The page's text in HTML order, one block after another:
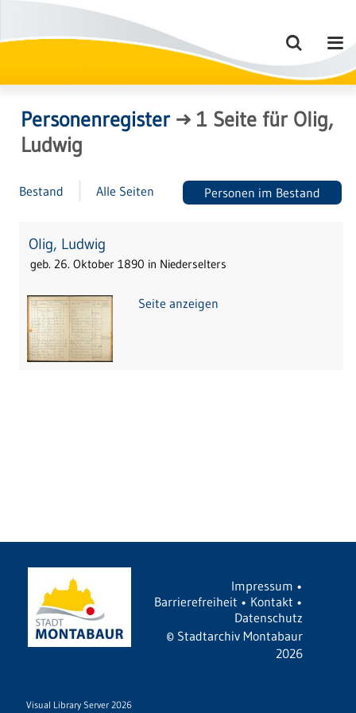
Personenregister→1 Seite für Olig,
Ludwig
Bestand Alle Seiten Personen im Bestand
Olig, Ludwig
geb. 26. Oktober 1890 in Niederselters
Seite anzeigen
Impressum •
Barrierefreiheit • Kontakt •
Datenschutz
© Stadtarchiv Montabaur
2026
Visual Library Server 2026